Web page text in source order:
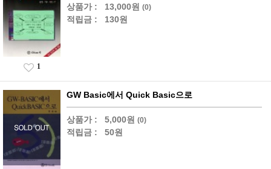
상품가 : 13,000원 (0)
적립금 : 130원
1
GW Basic에서 Quick Basic으로
상품가 : 5,000원 (0)
적립금 : 50원